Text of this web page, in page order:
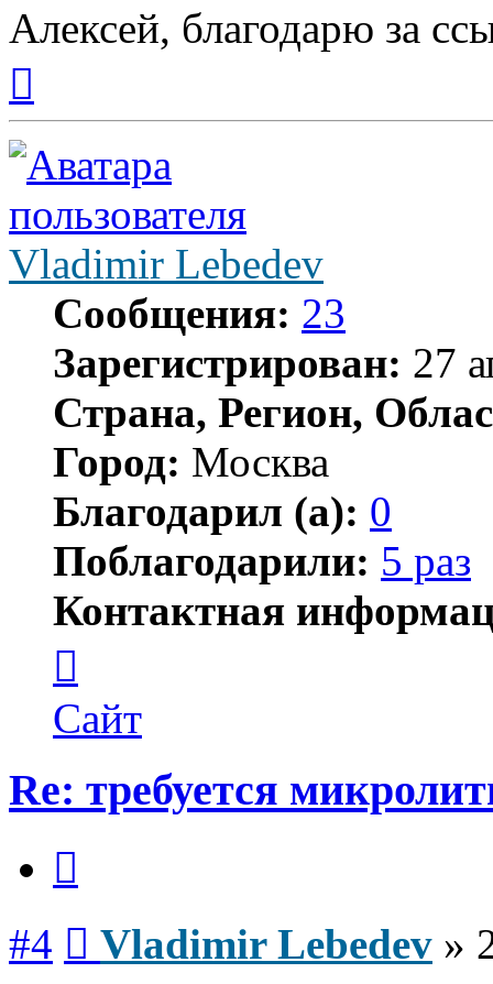
Алексей, благодарю за
началу
Vladimir Lebedev
Сообщения: 23
Зарегистрирован: 27
Страна, Регион,
Город: Москва
Благодарил (а): 0
Поблагодарили: 5 раз
Контактная
пользователя
Vladimir
Lebedev
Сайт
Re: требуется
#4 Vladimir Lebedev »